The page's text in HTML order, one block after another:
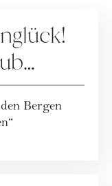
Bergen